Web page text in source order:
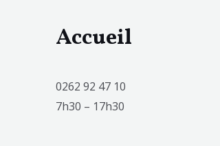
Accueil
0262 92 47 10
7h30 – 17h30